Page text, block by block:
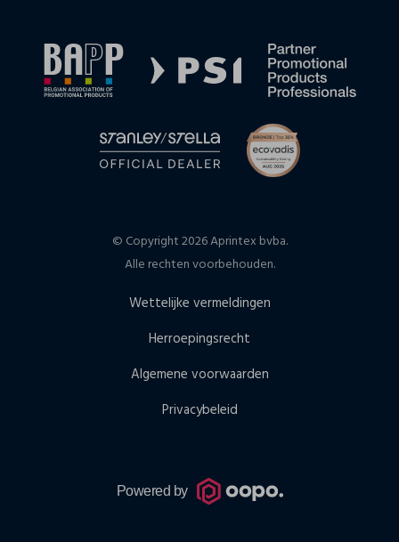
© Copyright 2026 Aprintex bvba.
Alle rechten voorbehouden.
Wettelijke vermeldingen
Herroepingsrecht
Algemene voorwaarden
Privacybeleid
Powered by